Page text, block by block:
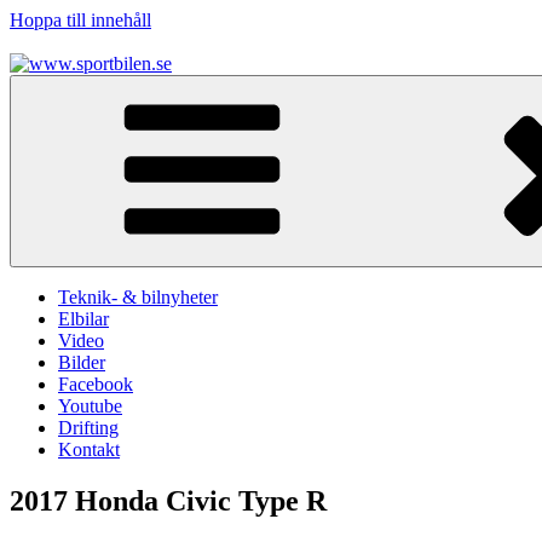
Hoppa till innehåll
www.sportbilen.se
Teknik- & bilnyheter
Elbilar
Video
Bilder
Facebook
Youtube
Drifting
Kontakt
2017 Honda Civic Type R